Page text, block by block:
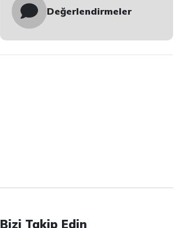
Değerlendirmeler
Bizi Takip Edin